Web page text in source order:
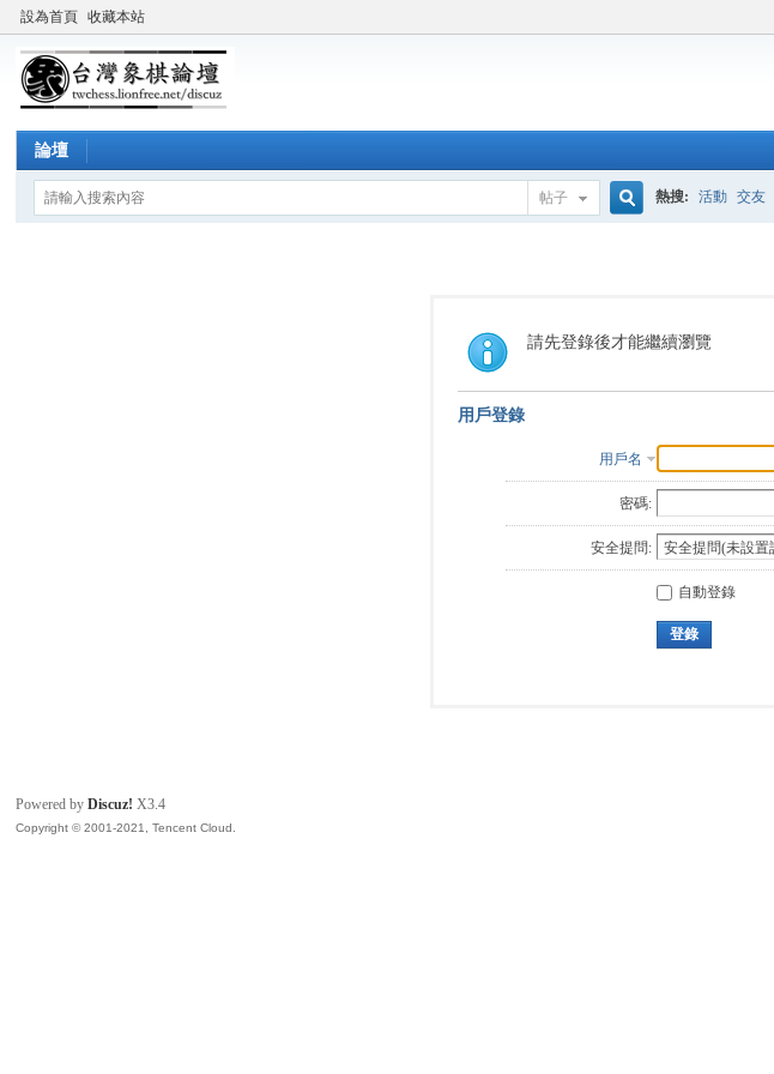
設為首頁 收藏本站
論壇
帖子
索
熱搜: 活動 交友
請先登錄後才能繼續瀏覽
用戶登錄
用戶名
密碼:
安全提問:
自動登錄
登錄
Powered byDiscuz! X3.4
Copyright © 2001-2021, Tencent Cloud.